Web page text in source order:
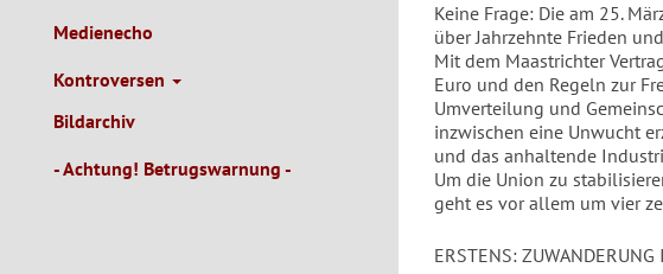
Medienecho
Kontroversen
Bildarchiv
- Achtung! Betrugswarnung -
Keine Frage: Die am 25.
über Jahrzehnte Frieden
Mit dem Maastrichter
Euro und den Regeln zur
Umverteilung und
inzwischen eine Unwucht
und das anhaltende
Um die Union zu
geht es vor allem um vier
ERSTENS: